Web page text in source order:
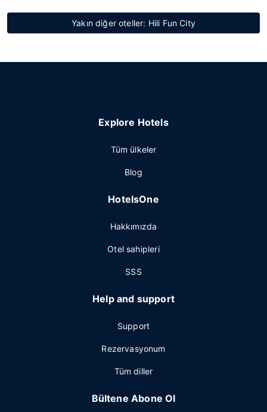
Yakın diğer oteller: Hili Fun City
Explore Hotels
Tüm ülkeler
Blog
HotelsOne
Hakkımızda
Otel sahipleri
SSS
Help and support
Support
Rezervasyonum
Tüm diller
Bültene Abone Ol